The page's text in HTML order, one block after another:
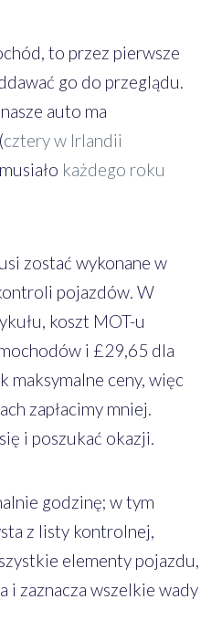
to przez pierwsze
go do przeglądu.
auto ma
cztery w Irlandii
każdego roku
zostać wykonane w
pojazdów. W
koszt MOT-u
i £29,65 dla
maksymalne ceny, więc
zapłacimy mniej.
i poszukać okazji.
godzinę; w tym
z listy kontrolnej,
elementy pojazdu,
i zaznacza wszelkie wady